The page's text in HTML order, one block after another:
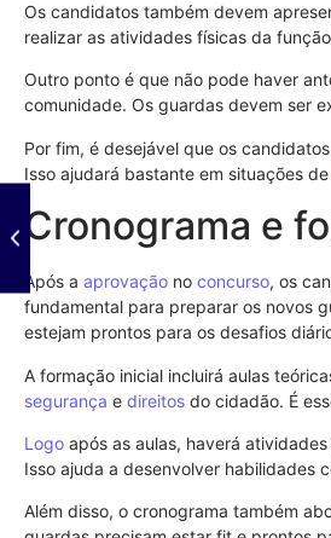
Os candidatos também devem
realizar as atividades físicas da
Outro ponto é que não pode haver
comunidade. Os guardas devem ser
Por fim, é desejável que os
Isso ajudará bastante em situações de
Cronograma e
Após a aprovação no concurso, os
fundamental para preparar os novos
estejam prontos para os desafios
A formação inicial incluirá aulas
segurança e direitos do cidadão. É
Logo após as aulas, haverá
Isso ajuda a desenvolver habilidades
Além disso, o cronograma também